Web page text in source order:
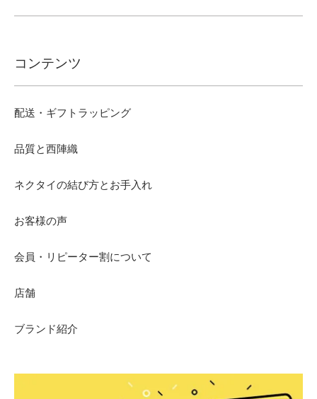
コンテンツ
配送・ギフトラッピング
品質と西陣織
ネクタイの結び方とお手入れ
お客様の声
会員・リピーター割について
店舗
ブランド紹介